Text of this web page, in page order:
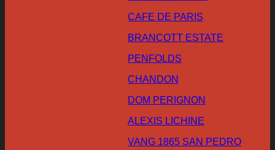
CAFE DE PARIS
BRANCOTT ESTATE
PENFOLDS
CHANDON
DOM PERIGNON
ALEXIS LICHINE
VANG 1865 SAN PEDRO